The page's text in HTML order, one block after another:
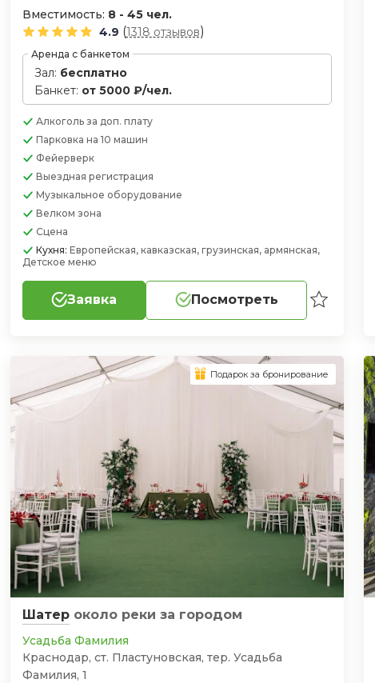
Вместимость: 8 - 45 чел.
4.9 (1318 отзывов)
Аренда с банкетом
Зал: бесплатно
Банкет: от 5000 ₽/чел.
Алкоголь за доп. плату
Парковка на 10 машин
Фейерверк
Выездная регистрация
Музыкальное оборудование
Велком зона
Сцена
Кухня: Европейская, кавказская, грузинская, армянская,
Детское меню
Заявка Посмотреть
Шатер около реки за городом
Усадьба Фамилия
Краснодар, ст. Пластуновская, тер. Усадьба
Фамилия, 1
Подарок за бронирование